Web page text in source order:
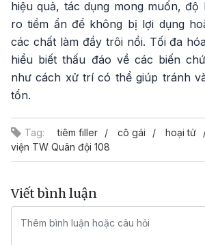
hiệu quả, tác dụng mong muốn,
ro tiềm ẩn để không bị lợi dụng
các chất làm đầy trôi nổi. Tối đa
hiểu biết thấu đáo về các biến
như cách xử trí có thể giúp tránh
tổn.
Tag: tiêm filler cô gái hoại tử
viện TW Quân đội 108
Viết bình luận